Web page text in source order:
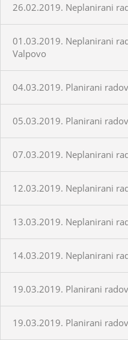
26.02.2019. Neplanirani
01.03.2019. Neplanirani
Valpovo
04.03.2019. Planirani
05.03.2019. Planirani
07.03.2019. Neplanirani
12.03.2019. Neplanirani
13.03.2019. Neplanirani
14.03.2019. Neplanirani
19.03.2019. Planirani
19.03.2019. Planirani